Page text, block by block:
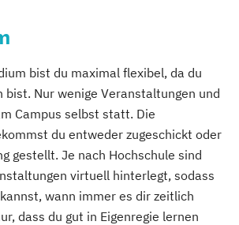
bist du maximal flexibel, da du
bist. Nur wenige Veranstaltungen und
Campus selbst statt. Die
du entweder zugeschickt oder
gestellt. Je nach Hochschule sind
virtuell hinterlegt, sodass
wann immer es dir zeitlich
dass du gut in Eigenregie lernen